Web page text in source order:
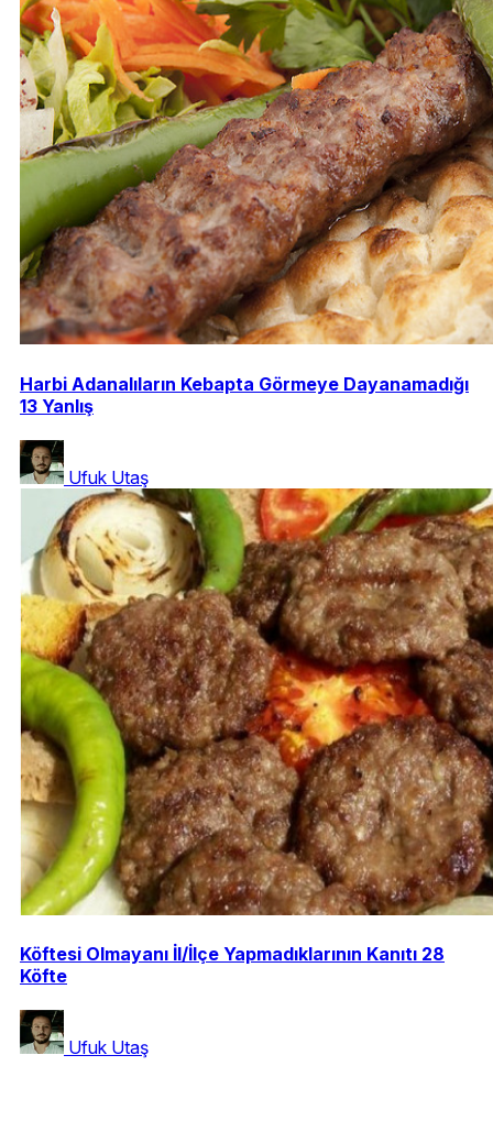
Harbi Adanalıların Kebapta Görmeye Dayanamadığı
13 Yanlış
Ufuk Utaş
Köftesi Olmayanı İl/İlçe Yapmadıklarının Kanıtı 28
Köfte
Ufuk Utaş